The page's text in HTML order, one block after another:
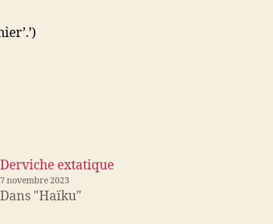
Derviche extatique
7 novembre 2023
Dans "Haïku"